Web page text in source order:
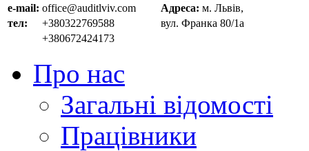
e-mail: office@auditlviv.com Адреса: м. Львів,
тел:
+380322769588
вул. Франка 80/1а
+380672424173
Про нас
Загальні відомості
Працівники